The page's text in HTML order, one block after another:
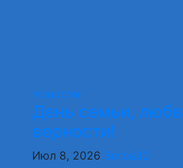
Новости
День семьи,
верности!
Июл 8, 2026 Borba32